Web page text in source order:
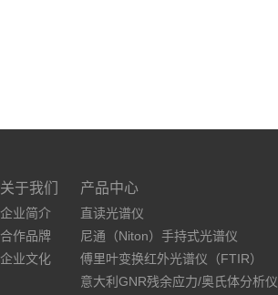
关于我们
企业简介
合作品牌
企业文化
产品中心
直读光谱仪
尼通（Niton）手持式光谱仪
傅里叶变换红外光谱仪（FTIR）
意大利GNR残余应力/奥氏体分析仪